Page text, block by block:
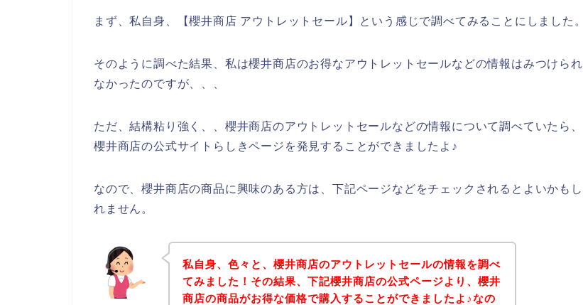
まず、私自身、【櫻井商店 アウトレットセール】という感じで調べてみることにしました。
そのように調べた結果、私は櫻井商店のお得なアウトレットセールなどの情報はみつけられ
なかったのですが、、、
ただ、結構粘り強く、、櫻井商店のアウトレットセールなどの情報について調べていたら、
櫻井商店の公式サイトらしきページを発見することができましたよ♪
なので、櫻井商店の商品に興味のある方は、下記ページなどをチェックされるとよいかもし
れません。
私自身、色々と、櫻井商店のアウトレットセールの情報を調べ
てみました！その結果、下記櫻井商店の公式ページより、櫻井
商店の商品がお得な価格で購入することができましたよ♪なの